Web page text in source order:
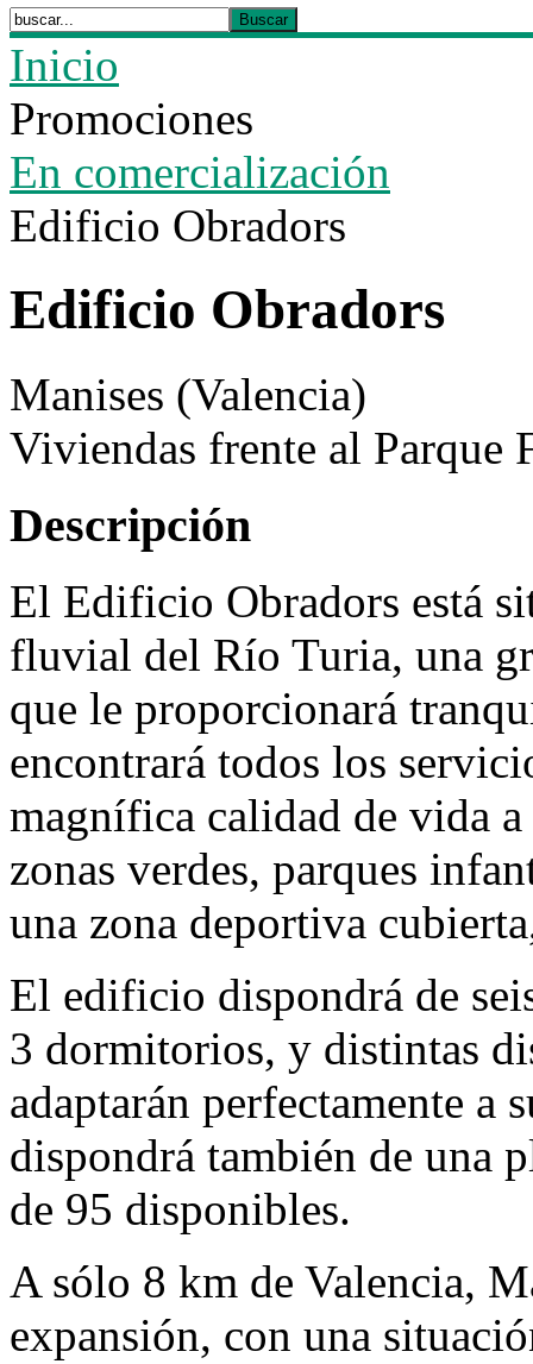
Inicio
Promociones
En comercialización
Edificio Obradors
Edificio Obradors
Manises (Valencia)
Viviendas frente al Parque
Descripción
El Edificio Obradors está
fluvial del Río Turia, una
que le proporcionará
encontrará todos los
magnífica calidad de vida
zonas verdes, parques
una zona deportiva
El edificio dispondrá de
3 dormitorios, y distintas
adaptarán perfectamente a
dispondrá también de una
de 95 disponibles.
A sólo 8 km de Valencia,
expansión, con una